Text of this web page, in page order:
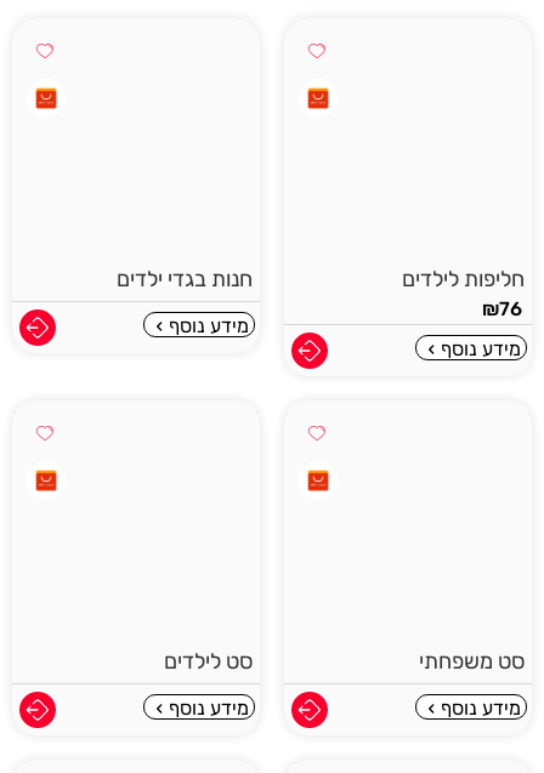
חליפות לילדים
₪76
מידע נוסף
חנות בגדי ילדים
מידע נוסף
סט משפחתי
מידע נוסף
סט לילדים
מידע נוסף